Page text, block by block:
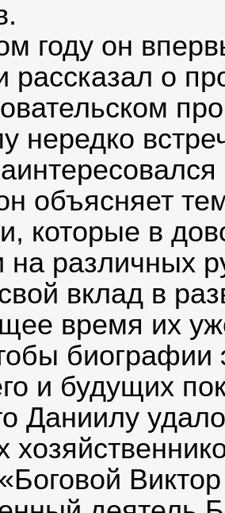
году он
рассказал о
нередко
объясняет
которые в
на различных
вклад в
время их
биографии
и будущих
Даниилу